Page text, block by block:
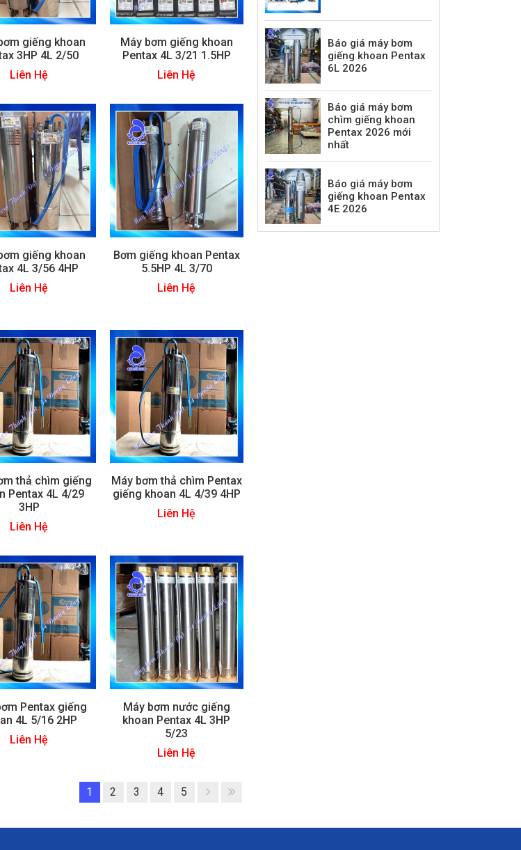
giếng khoan
3HP 4L 2/50
Liên Hệ
Máy bơm giếng khoan
Pentax 4L 3/21 1.5HP
Liên Hệ
giếng khoan
4L 3/56 4HP
Liên Hệ
Bơm giếng khoan Pentax
5.5HP 4L 3/70
Liên Hệ
thả chìm giếng
Pentax 4L 4/29
3HP
Liên Hệ
Máy bơm thả chìm Pentax
giếng khoan 4L 4/39 4HP
Liên Hệ
Pentax giếng
4L 5/16 2HP
Liên Hệ
Máy bơm nước giếng
khoan Pentax 4L 3HP
5/23
Liên Hệ
1 2 3 4 5
Báo giá máy bơm
giếng khoan Pentax
6L 2026
Báo giá máy bơm
chìm giếng khoan
Pentax 2026 mới
nhất
Báo giá máy bơm
giếng khoan Pentax
4E 2026